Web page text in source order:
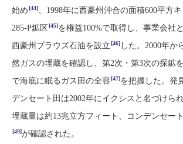
始め[44]、1998年に西豪州沖合の面積600平方
285-P鉱区 [45]を権益100%で取得し、事業会社
西豪州ブラウズ石油を設立[46] した。2000年か
然ガスの埋蔵を確認し、第2次・第3次の探鉱
で海底に眠るガス田の全容[47]を把握した。発
デンセート田は2002年にイクシスと名づけら
埋蔵量は約13兆立方フィート、コンデンセー
[49]が確認された。